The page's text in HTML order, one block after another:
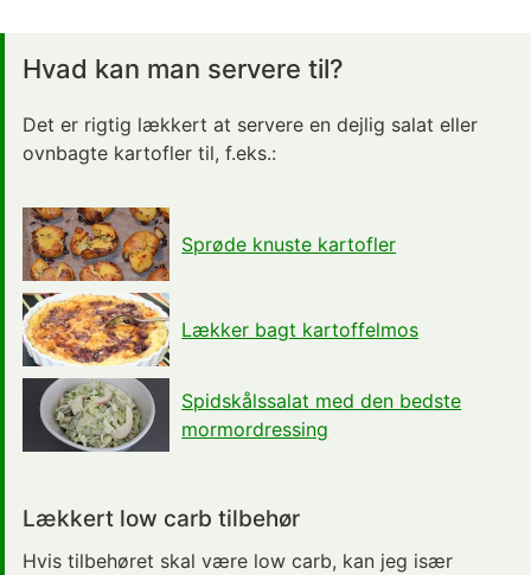
Hvad kan man servere til?
Det er rigtig lækkert at servere en dejlig salat eller
ovnbagte kartofler til, f.eks.:
Sprøde knuste kartofler
Lækker bagt kartoffelmos
Spidskålssalat med den bedste
mormordressing
Lækkert low carb tilbehør
Hvis tilbehøret skal være low carb, kan jeg især